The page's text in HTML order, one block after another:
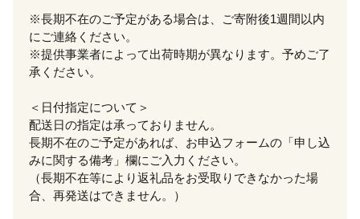
※長期不在のご予定がある場合は、ご寄附後1週間以内
にご連絡ください。
※提供事業者によって出荷時期が異なります。予めご了
承ください。
＜日付指定について＞
配送日の指定は承っておりません。
長期不在のご予定があれば、お申込フォームの「申し込
みに関する備考」欄にご入力ください。
（長期不在等により返礼品をお受取りできなかった場
合、再発送はできません。）